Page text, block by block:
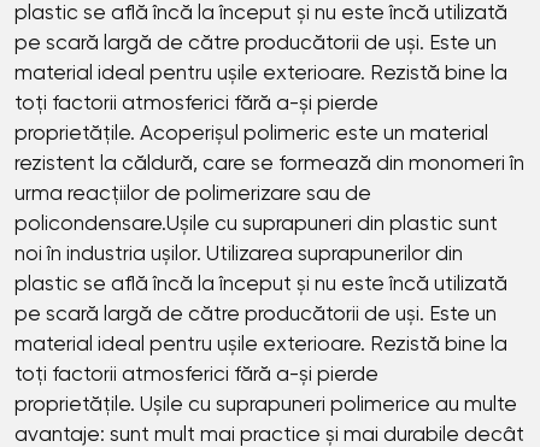
plastic se află încă la început și nu este încă utilizată
pe scară largă de către producătorii de uși. Este un
material ideal pentru ușile exterioare. Rezistă bine la
toți factorii atmosferici fără a-și pierde
proprietățile. Acoperișul polimeric este un material
rezistent la căldură, care se formează din monomeri în
urma reacțiilor de polimerizare sau de
policondensare.Ușile cu suprapuneri din plastic sunt
noi în industria ușilor. Utilizarea suprapunerilor din
plastic se află încă la început și nu este încă utilizată
pe scară largă de către producătorii de uși. Este un
material ideal pentru ușile exterioare. Rezistă bine la
toți factorii atmosferici fără a-și pierde
proprietățile. Ușile cu suprapuneri polimerice au multe
avantaje: sunt mult mai practice și mai durabile decât